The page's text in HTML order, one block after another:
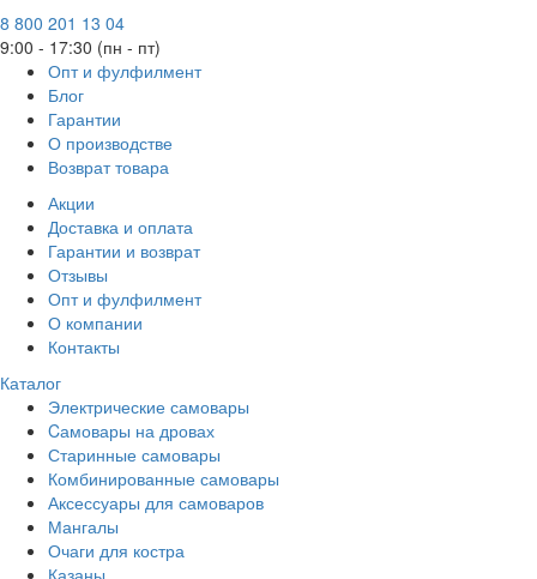
8 800 201 13 04
9:00 - 17:30 (пн - пт)
Опт и фулфилмент
Блог
Гарантии
О производстве
Возврат товара
Акции
Доставка и оплата
Гарантии и возврат
Отзывы
Опт и фулфилмент
О компании
Контакты
Каталог
Электрические самовары
Cамовары на дровах
Старинные самовары
Комбинированные самовары
Аксессуары для самоваров
Мангалы
Очаги для костра
Казаны